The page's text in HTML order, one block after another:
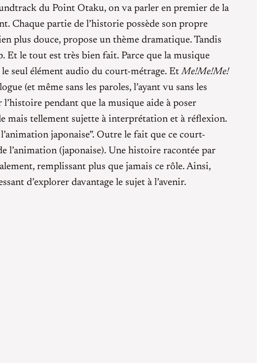
du Point Otaku, on va parler en premier de la
Chaque partie de l’historie possède son propre
plus douce, propose un thème dramatique. Tandis
Et le tout est très bien fait. Parce que la musique
seul élément audio du court-métrage. EtMe!Me!Me!
(et même sans les paroles, l’ayant vu sans les
pendant que la musique aide à poser
mais tellement sujette à interprétation et à réflexion.
japonaise”. Outre le fait que ce court-
l’animation (japonaise). Une histoire racontée par
remplissant plus que jamais ce rôle. Ainsi,
d’explorer davantage le sujet à l’avenir.